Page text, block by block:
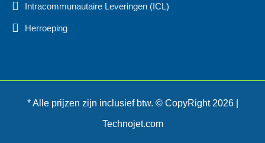
Intracommunautaire Leveringen (ICL)
Herroeping
* Alle prijzen zijn inclusief btw. © CopyRight 2026 |
Technojet.com